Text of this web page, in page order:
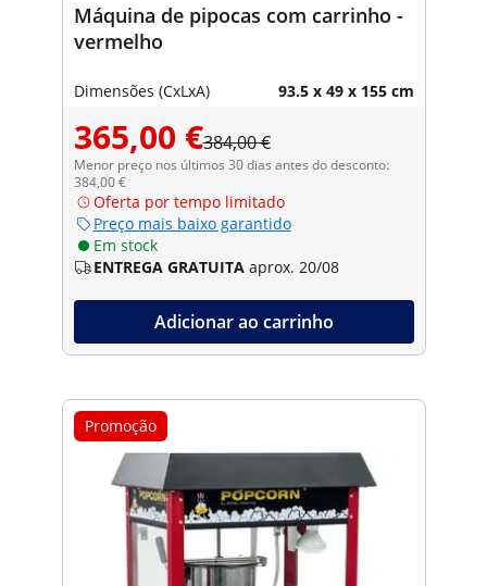
Máquina de pipocas com carrinho -
vermelho
Dimensões (CxLxA) 93.5 x 49 x 155 cm
365,00 €384,00 €
Menor preço nos últimos 30 dias antes do desconto:
384,00 €
Oferta por tempo limitado
Preço mais baixo garantido
Em stock
ENTREGA GRATUITA aprox. 20/08
Adicionar ao carrinho
Promoção